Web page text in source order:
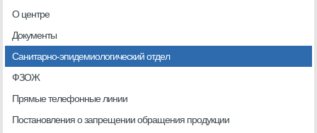
О центре
Документы
Санитарно-эпидемиологический отдел
ФЗОЖ
Прямые телефонные линии
Постановления о запрещении обращения продукции